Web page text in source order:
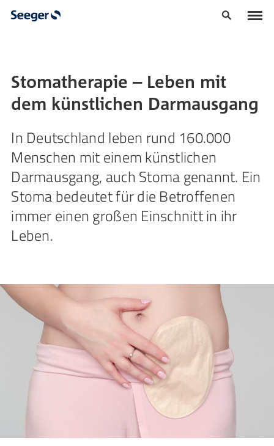
Stomatherapie – Leben mit
dem künstlichen Darmausgang
In Deutschland leben rund 160.000
Menschen mit einem künstlichen
Darmausgang, auch Stoma genannt. Ein
Stoma bedeutet für die Betroffenen
immer einen großen Einschnitt in ihr
Leben.